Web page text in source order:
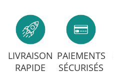
LIVRAISON
RAPIDE
PAIEMENTS
SÉCURISÉS